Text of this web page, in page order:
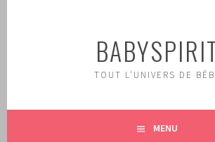
TOUT L'UNIVERS DE
MENU